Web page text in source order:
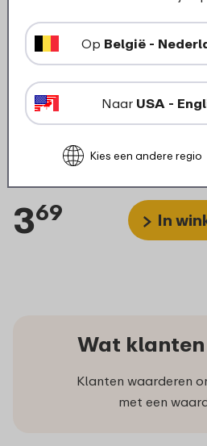
Deksel multikom
rechthoekig 500/
Vivid green
369 In
Wat klanten
Klanten waarderen
met een
Op België -
Naar USA -